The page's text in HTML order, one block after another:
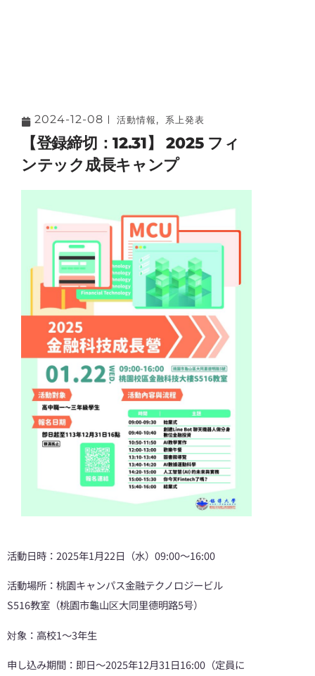
2024-12-08 活動情報 , 系上発表
【登録締切：12.31】 2025 フィ
ンテック成長キャンプ
活動日時：2025年1月22日（水）09:00～16:00
活動場所：桃園キャンパス金融テクノロジービル
S516教室（桃園市龜山区大同里德明路5号）
対象：高校1～3年生
申し込み期間：即日～2025年12月31日16:00（定員に